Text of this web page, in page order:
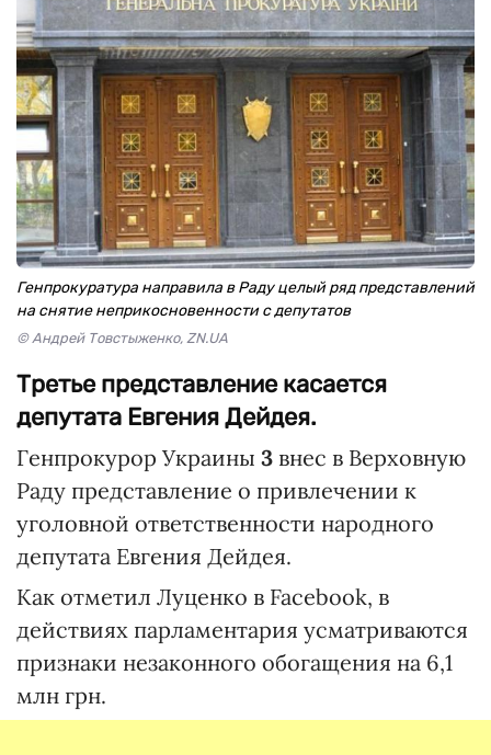
Генпрокуратура направила в Раду целый ряд представлений
на снятие неприкосновенности с депутатов
© Андрей Товстыженко, ZN.UA
Третье представление касается
депутата Евгения Дейдея.
Генпрокурор Украины 3 внес в Верховную
Раду представление о привлечении к
уголовной ответственности народного
депутата Евгения Дейдея.
Как отметил Луценко в Facebook, в
действиях парламентария усматриваются
признаки незаконного обогащения на 6,1
млн грн.